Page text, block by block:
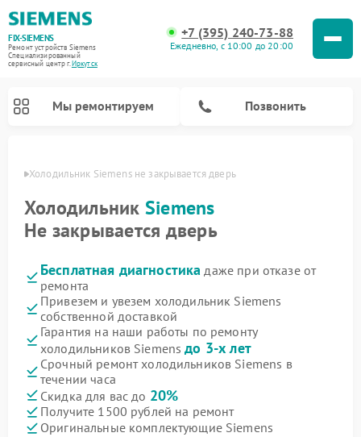
FIX-SIEMENS
Ремонт устройств Siemens
Специализированный
cервисный центр г.Иркутск
+7 (395) 240-73-88
Ежедневно, с 10:00 до 20:00
Мы ремонтируем Позвонить
Холодильник Siemens не закрывается дверь
Холодильник Siemens
Не закрывается дверь
Бесплатная диагностика даже при отказе от
ремонта
Привезем и увезем холодильник Siemens
собственной доставкой
Гарантия на наши работы по ремонту
холодильников Siemensдо 3-х лет
Срочный ремонт холодильников Siemens в
течении часа
Скидка для вас до 20%
Получите 1500 рублей на ремонт
Оригинальные комплектующие Siemens